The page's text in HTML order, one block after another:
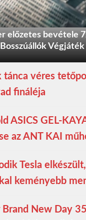
előzetes bevétele
tánca véres
fináléja
ASICS GEL-
az ANT KAI
Tesla
keményebb
Brand New Day